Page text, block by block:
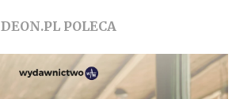
DEON.PL POLECA